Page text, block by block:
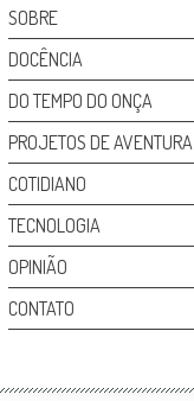
SOBRE
DOCÊNCIA
DO TEMPO DO ONÇA
PROJETOS DE AVENTURA
COTIDIANO
TECNOLOGIA
OPINIÃO
CONTATO